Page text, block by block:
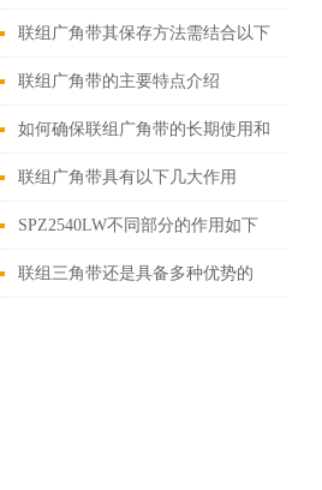
事项
联组广角带其保存方法需结合以下
要点
联组广角带的主要特点介绍
如何确保联组广角带的长期使用和
性能呢？
联组广角带具有以下几大作用
SPZ2540LW不同部分的作用如下
联组三角带还是具备多种优势的